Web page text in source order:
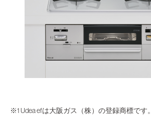
※1 Udea efは大阪ガス（株）の登録商標です。